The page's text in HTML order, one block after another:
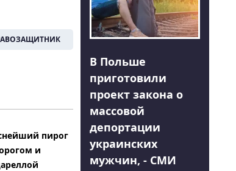
пирог
и
В Польше
приготовили
проект закона о
массовой
депортации
украинских
мужчин, - СМИ